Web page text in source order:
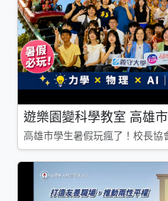
遊樂園變科學教室 高雄
高雄市學生暑假玩瘋了！校長